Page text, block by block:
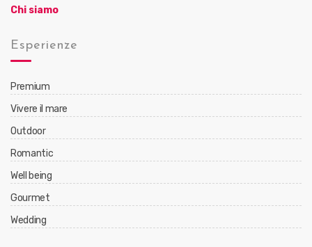
Chi siamo
Esperienze
Premium
Vivere il mare
Outdoor
Romantic
Well being
Gourmet
Wedding